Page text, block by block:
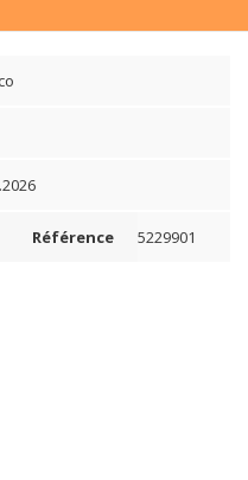
Référence 5229901